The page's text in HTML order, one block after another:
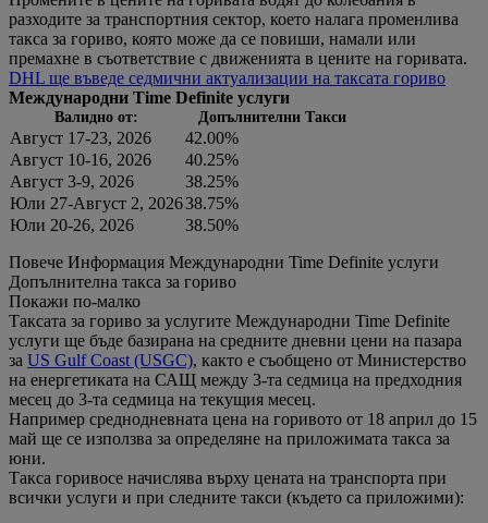
разходите за транспортния сектор, което налага променлива
такса за гориво, която може да се повиши, намали или
премахне в съответствие с движенията в цените на горивата.
DHL ще въведе седмични актуализации на таксата гориво
Международни Time Definite услуги
Валидно от: Допълнителни Такси
Август 17-23, 2026
42.00%
Август 10-16, 2026
40.25%
Август 3-9, 2026
38.25%
Юли 27-Август 2, 202638.75%
Юли 20-26, 2026
38.50%
Повече Информация Международни Time Definite услуги
Допълнителна такса за гориво
Покажи по-малко
Таксата за гориво за услугите Международни Time Definite
услуги ще бъде базирана на средните дневни цени на пазара
за US Gulf Coast (USGC), както е съобщено от Министерство
на енергетиката на САЩ между 3-та седмица на предходния
месец до 3-та седмица на текущия месец.
Например среднодневната цена на горивото от 18 април до 15
май ще се използва за определяне на приложимата такса за
юни.
Такса горивосе начислява върху цената на транспорта при
всички услуги и при следните такси (където са приложими):